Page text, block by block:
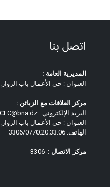
اتصل بنا
المديرية العامة :
العنوان : حي الأعمال باب الزوار.
مركز العلاقات مع الزبائن :
البريد الإلكتروني : CEC@bna.dz
العنوان : حي الأعمال باب الزوار.
الهاتف: 3306/0770.20.33.06
مركز الاتصال :